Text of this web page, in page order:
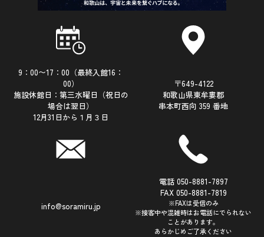
9：00〜17：00（最終入館16：
00）
施設休館日：第三水曜日（祝日の
場合は翌日）
12月31日から１月３日
〒649-4122
和歌山県東牟婁郡
串本町西向 359 番地
info@soramiru.jp
電話 050-8881-7897
FAX 050-8881-7819
※FAXは受信のみ
※接客中や混雑時はお電話にでられない
ことがあります。
あらかじめご了承ください